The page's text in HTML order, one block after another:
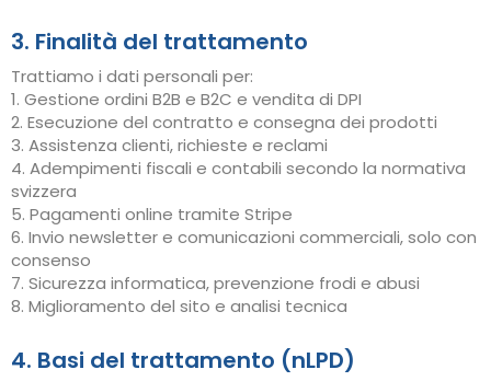
3. Finalità del trattamento
Trattiamo i dati personali per:
1. Gestione ordini B2B e B2C e vendita di DPI
2. Esecuzione del contratto e consegna dei prodotti
3. Assistenza clienti, richieste e reclami
4. Adempimenti fiscali e contabili secondo la normativa
svizzera
5. Pagamenti online tramite Stripe
6. Invio newsletter e comunicazioni commerciali, solo con
consenso
7. Sicurezza informatica, prevenzione frodi e abusi
8. Miglioramento del sito e analisi tecnica
4. Basi del trattamento (nLPD)